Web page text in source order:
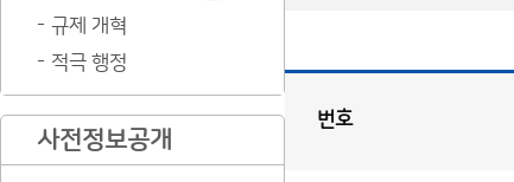
규제 개혁
적극 행정
사전정보공개
번호